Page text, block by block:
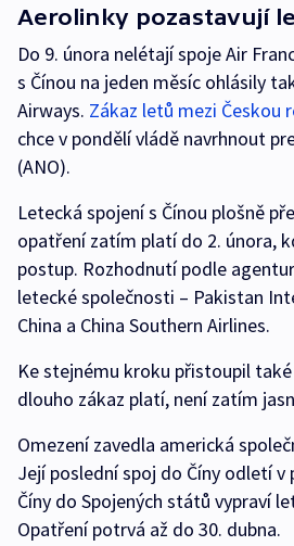
Aerolinky pozastavují
Do 9. února nelétají spoje Air
s Čínou na jeden měsíc ohlásily
Airways. Zákaz letů mezi Českou
chce v pondělí vládě navrhnout
(ANO).
Letecká spojení s Čínou plošně
opatření zatím platí do 2. února,
postup. Rozhodnutí podle
letecké společnosti – Pakistan
China a China Southern Airlines.
Ke stejnému kroku přistoupil
dlouho zákaz platí, není zatím
Omezení zavedla americká
Její poslední spoj do Číny odletí v
Číny do Spojených států vypraví
Opatření potrvá až do 30. dubna.